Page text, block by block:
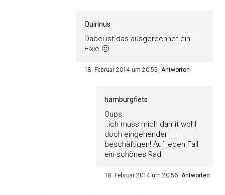
Quirinus
Dabei ist das ausgerechnet ein
Fixie 🙂
18. Februar 2014 um 20:55 Antworten
hamburgfiets
Oups.
..ich muss mich damit wohl
doch eingehender
beschäftigen! Auf jeden Fall
ein schönes Rad.
18. Februar 2014 um 20:56 Antworten